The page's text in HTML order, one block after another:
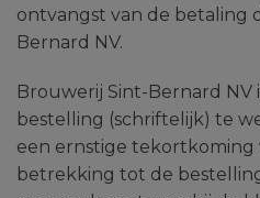
ontvangst van de betaling
Bernard NV.
Brouwerij Sint-Bernard
bestelling (schriftelijk) te
een ernstige tekortkoming
betrekking tot de